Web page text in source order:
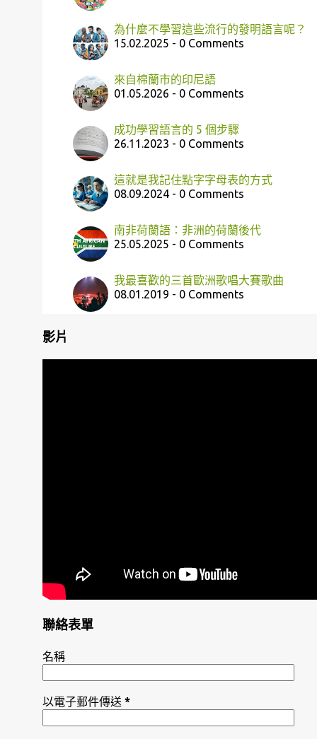
為什麼不學習這些流行的發明語言呢？
15.02.2025 - 0 Comments
來自棉蘭市的印尼語
01.05.2026 - 0 Comments
成功學習語言的 5 個步驟
26.11.2023 - 0 Comments
這就是我記住點字字母表的方式
08.09.2024 - 0 Comments
南非荷蘭語：非洲的荷蘭後代
25.05.2025 - 0 Comments
我最喜歡的三首歐洲歌唱大賽歌曲
08.01.2019 - 0 Comments
影片
聯絡表單
名稱
以電子郵件傳送 *